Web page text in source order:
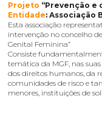
Projeto “Prevenção e
Entidade: Associação
Esta associação
intervenção no concelho
Genital Feminina”
Consiste
temática da MGF, nas
dos direitos humanos, da
comunidades de risco e
menores, instituições de